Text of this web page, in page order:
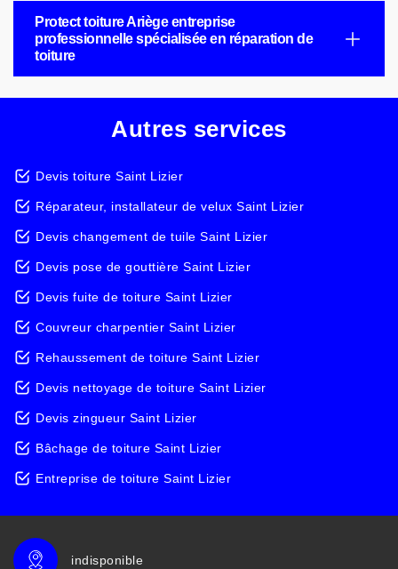
Protect toiture Ariège entreprise
professionnelle spécialisée en réparation de
toiture
Autres services
Devis toiture Saint Lizier
Réparateur, installateur de velux Saint Lizier
Devis changement de tuile Saint Lizier
Devis pose de gouttière Saint Lizier
Devis fuite de toiture Saint Lizier
Couvreur charpentier Saint Lizier
Rehaussement de toiture Saint Lizier
Devis nettoyage de toiture Saint Lizier
Devis zingueur Saint Lizier
Bâchage de toiture Saint Lizier
Entreprise de toiture Saint Lizier
indisponible